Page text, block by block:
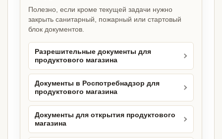
Полезно, если кроме текущей задачи нужно
закрыть санитарный, пожарный или стартовый
блок документов.
Разрешительные документы для
продуктового магазина
Документы в Роспотребнадзор для
продуктового магазина
Документы для открытия продуктового
магазина